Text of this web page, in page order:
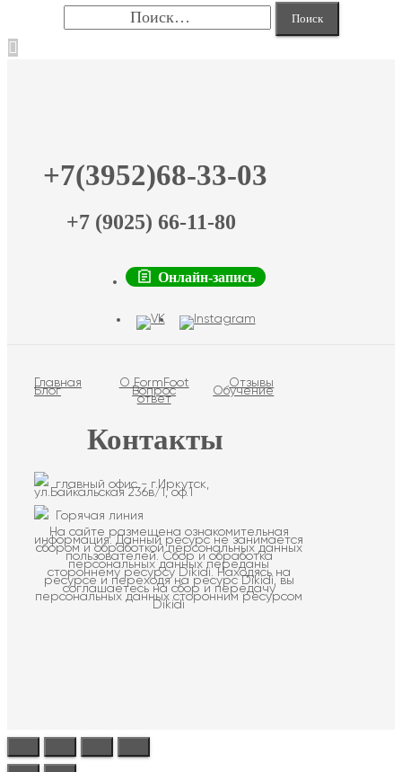
+7(3952)68-33-03
+7 (9025) 66-11-80
Онлайн-запись
Главная О FormFoot Отзывы
Блог Вопрос
ответ
Обучение
Контакты
главный офис - г.Иркутск,
ул.Байкальская 236в/1, оф.1
Горячая линия
На сайте размещена ознакомительная
информация. Данный ресурс не занимается
сбором и обработкой персональных данных
пользователей. Сбор и обработка
персональных данных переданы
стороннему ресурсу Dikidi. Находясь на
ресурсе и переходя на ресурс Dikidi, вы
соглашаетесь на сбор и передачу
персональных данных сторонним ресурсом
Dikidi